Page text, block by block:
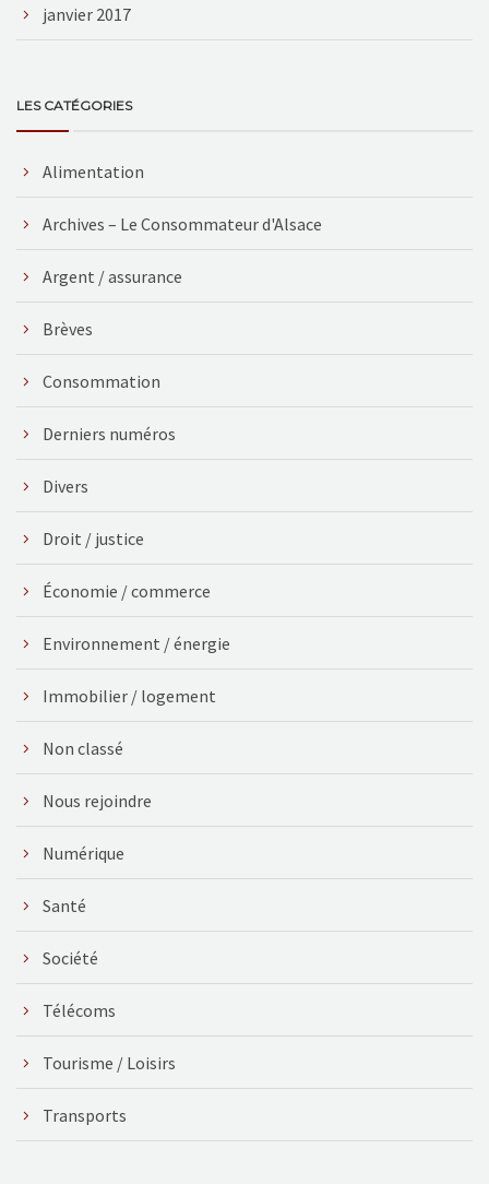
janvier 2017
LES CATÉGORIES
Alimentation
Archives – Le Consommateur d'Alsace
Argent / assurance
Brèves
Consommation
Derniers numéros
Divers
Droit / justice
Économie / commerce
Environnement / énergie
Immobilier / logement
Non classé
Nous rejoindre
Numérique
Santé
Société
Télécoms
Tourisme / Loisirs
Transports